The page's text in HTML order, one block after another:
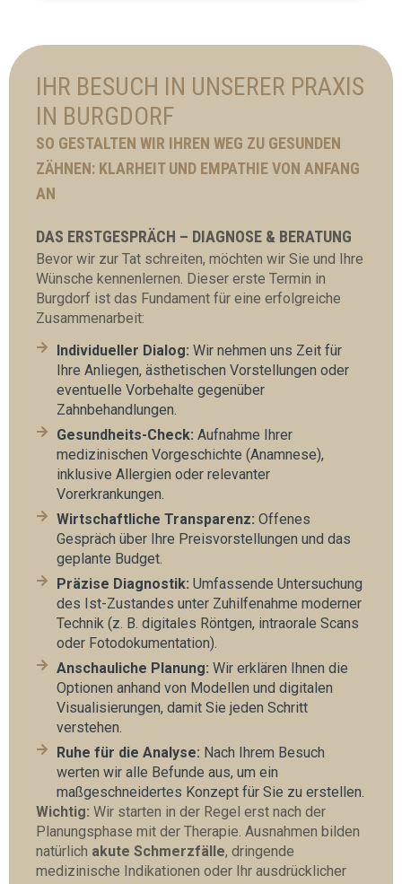
IHR BESUCH IN UNSERER PRAXIS
IN BURGDORF
SO GESTALTEN WIR IHREN WEG ZU GESUNDEN
ZÄHNEN: KLARHEIT UND EMPATHIE VON ANFANG
AN
DAS ERSTGESPRÄCH – DIAGNOSE & BERATUNG
Bevor wir zur Tat schreiten, möchten wir Sie und Ihre
Wünsche kennenlernen. Dieser erste Termin in
Burgdorf ist das Fundament für eine erfolgreiche
Zusammenarbeit:
Individueller Dialog: Wir nehmen uns Zeit für
Ihre Anliegen, ästhetischen Vorstellungen oder
eventuelle Vorbehalte gegenüber
Zahnbehandlungen.
Gesundheits-Check: Aufnahme Ihrer
medizinischen Vorgeschichte (Anamnese),
inklusive Allergien oder relevanter
Vorerkrankungen.
Wirtschaftliche Transparenz: Offenes
Gespräch über Ihre Preisvorstellungen und das
geplante Budget.
Präzise Diagnostik: Umfassende Untersuchung
des Ist-Zustandes unter Zuhilfenahme moderner
Technik (z. B. digitales Röntgen, intraorale Scans
oder Fotodokumentation).
Anschauliche Planung: Wir erklären Ihnen die
Optionen anhand von Modellen und digitalen
Visualisierungen, damit Sie jeden Schritt
verstehen.
Ruhe für die Analyse: Nach Ihrem Besuch
werten wir alle Befunde aus, um ein
maßgeschneidertes Konzept für Sie zu erstellen.
Wichtig: Wir starten in der Regel erst nach der
Planungsphase mit der Therapie. Ausnahmen bilden
natürlich akute Schmerzfälle, dringende
medizinische Indikationen oder Ihr ausdrücklicher